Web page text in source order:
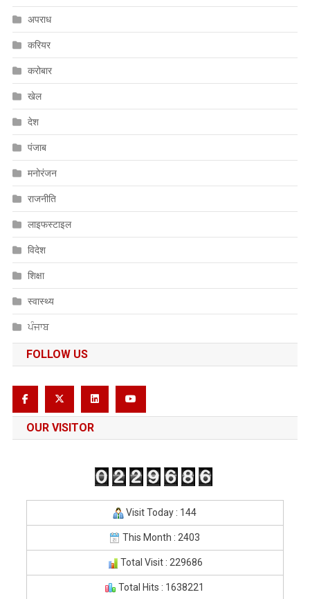
अपराध
करियर
करोबार
खेल
देश
पंजाब
मनोरंजन
राजनीति
लाइफस्टाइल
विदेश
शिक्षा
स्वास्थ्य
ਪੰਜਾਬ
FOLLOW US
OUR VISITOR
Visit Today : 144
This Month : 2403
Total Visit : 229686
Total Hits : 1638221